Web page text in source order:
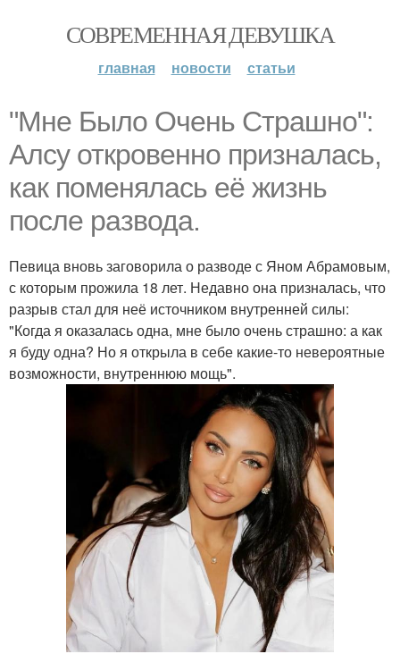
СОВРЕМЕННАЯ ДЕВУШКА
главная новости статьи
"Мне Было Очень Страшно":
Алсу откровенно призналась,
как поменялась её жизнь
после развода.
Певица вновь заговорила о разводе с Яном Абрамовым,
с которым прожила 18 лет. Недавно она призналась, что
разрыв стал для неё источником внутренней силы:
"Когда я оказалась одна, мне было очень страшно: а как
я буду одна? Но я открыла в себе какие-то невероятные
возможности, внутреннюю мощь".